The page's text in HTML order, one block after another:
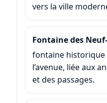
vers la ville
Fontaine des
fontaine historique
l’avenue, liée aux
et des passages.